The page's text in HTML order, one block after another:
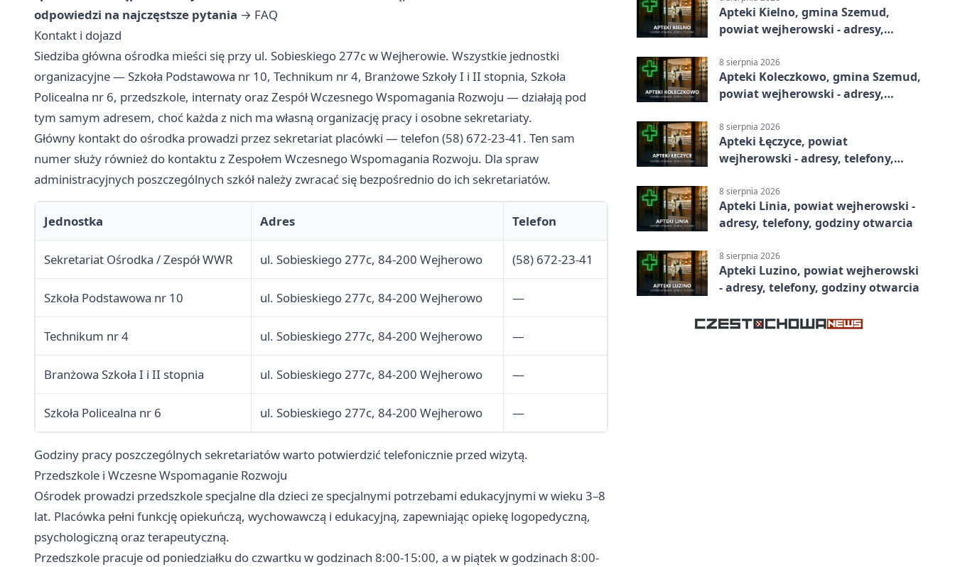
odpowiedzi na najczęstsze pytania → FAQ
Kontakt i dojazd
Siedziba główna ośrodka mieści się przy ul. Sobieskiego 277c w Wejherowie. Wszystkie jednostki
organizacyjne — Szkoła Podstawowa nr 10, Technikum nr 4, Branżowe Szkoły I i II stopnia, Szkoła
Policealna nr 6, przedszkole, internaty oraz Zespół Wczesnego Wspomagania Rozwoju — działają pod
tym samym adresem, choć każda z nich ma własną organizację pracy i osobne sekretariaty.
Główny kontakt do ośrodka prowadzi przez sekretariat placówki — telefon (58) 672-23-41. Ten sam
numer służy również do kontaktu z Zespołem Wczesnego Wspomagania Rozwoju. Dla spraw
administracyjnych poszczególnych szkół należy zwracać się bezpośrednio do ich sekretariatów.
Jednostka Adres Telefon
Sekretariat Ośrodka / Zespół WWR ul. Sobieskiego 277c, 84-200 Wejherowo (58) 672-23-41
Szkoła Podstawowa nr 10 ul. Sobieskiego 277c, 84-200 Wejherowo —
Technikum nr 4 ul. Sobieskiego 277c, 84-200 Wejherowo —
Branżowa Szkoła I i II stopnia ul. Sobieskiego 277c, 84-200 Wejherowo —
Szkoła Policealna nr 6 ul. Sobieskiego 277c, 84-200 Wejherowo —
Godziny pracy poszczególnych sekretariatów warto potwierdzić telefonicznie przed wizytą.
Przedszkole i Wczesne Wspomaganie Rozwoju
Ośrodek prowadzi przedszkole specjalne dla dzieci ze specjalnymi potrzebami edukacyjnymi w wieku 3–8
lat. Placówka pełni funkcję opiekuńczą, wychowawczą i edukacyjną, zapewniając opiekę logopedyczną,
psychologiczną oraz terapeutyczną.
Przedszkole pracuje od poniedziałku do czwartku w godzinach 8:00-15:00, a w piątek w godzinach 8:00-
Apteki Kielno, gmina Szemud,
powiat wejherowski - adresy,
8 sierpnia 2026
Apteki Koleczkowo, gmina Szemud,
powiat wejherowski - adresy,
8 sierpnia 2026
Apteki Łęczyce, powiat
wejherowski - adresy, telefony,
8 sierpnia 2026
Apteki Linia, powiat wejherowski -
adresy, telefony, godziny otwarcia
8 sierpnia 2026
Apteki Luzino, powiat wejherowski
- adresy, telefony, godziny otwarcia